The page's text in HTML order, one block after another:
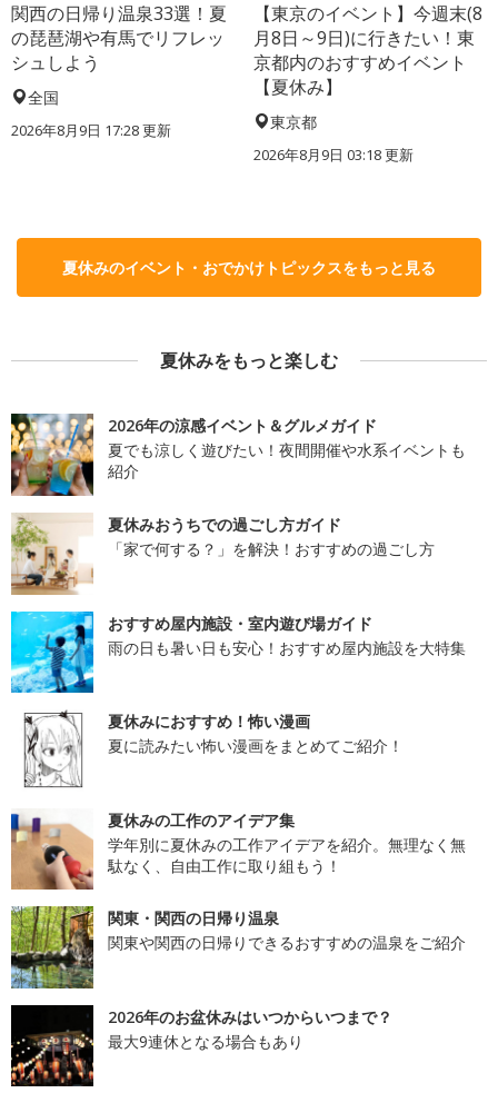
関西の日帰り温泉33選！夏
の琵琶湖や有馬でリフレッ
シュしよう
全国
2026年8月9日 17:28更新
【東京のイベント】今週末(8
月8日～9日)に行きたい！東
京都内のおすすめイベント
【夏休み】
東京都
2026年8月9日 03:18更新
夏休みのイベント・おでかけトピックスをもっと見る
夏休みをもっと楽しむ
2026年の涼感イベント＆グルメガイド
夏でも涼しく遊びたい！夜間開催や水系イベントも
紹介
夏休みおうちでの過ごし方ガイド
「家で何する？」を解決！おすすめの過ごし方
おすすめ屋内施設・室内遊び場ガイド
雨の日も暑い日も安心！おすすめ屋内施設を大特集
夏休みにおすすめ！怖い漫画
夏に読みたい怖い漫画をまとめてご紹介！
夏休みの工作のアイデア集
学年別に夏休みの工作アイデアを紹介。無理なく無
駄なく、自由工作に取り組もう！
関東・関西の日帰り温泉
関東や関西の日帰りできるおすすめの温泉をご紹介
2026年のお盆休みはいつからいつまで？
最大9連休となる場合もあり